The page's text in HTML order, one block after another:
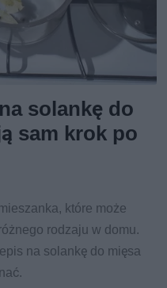
solankę do
sam krok po
które może
rodzaju w domu.
na solankę do mięsa